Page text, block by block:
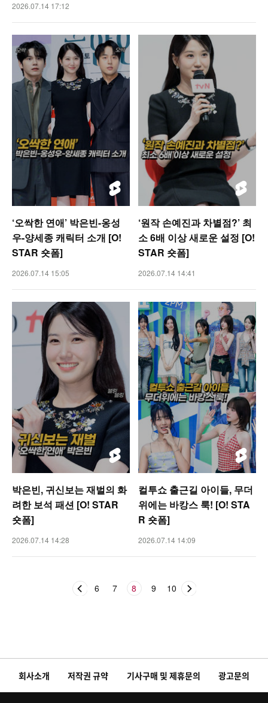
2026.07.14 17:12
‘오싹한 연애’ 박은빈-옹성
우-양세종 캐릭터 소개 [O!
STAR 숏폼]
2026.07.14 15:05
‘원작 손예진과 차별점?’ 최
소 6배 이상 새로운 설정 [O!
STAR 숏폼]
2026.07.14 14:41
박은빈, 귀신보는 재벌의 화
려한 보석 패션 [O! STAR
숏폼]
2026.07.14 14:28
컬투쇼 출근길 아이들, 무더
위에는 바캉스 룩! [O! STA
R 숏폼]
2026.07.14 14:09
6 7 8 9 10
회사소개 저작권 규약 기사구매 및 제휴문의 광고문의